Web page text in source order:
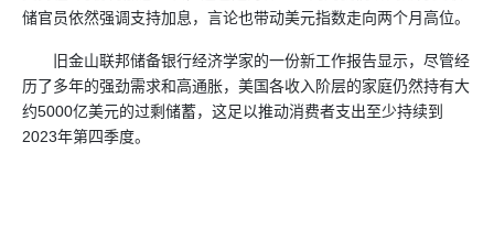
储官员依然强调支持加息，言论也带动美元指数走向两个月高位。
旧金山联邦储备银行经济学家的一份新工作报告显示，尽管经
历了多年的强劲需求和高通胀，美国各收入阶层的家庭仍然持有大
约5000亿美元的过剩储蓄，这足以推动消费者支出至少持续到
2023年第四季度。